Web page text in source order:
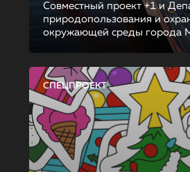
Совместный проект +1 и
природопользования и
окружающей среды города
СПЕЦПРОЕКТ